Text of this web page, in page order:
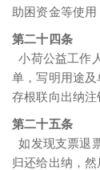
助困资金等使
第二十四条
小荷公益工作
单，写明用途
存根联向出纳注
第二十五条
如发现支票退
归还给出纳，然